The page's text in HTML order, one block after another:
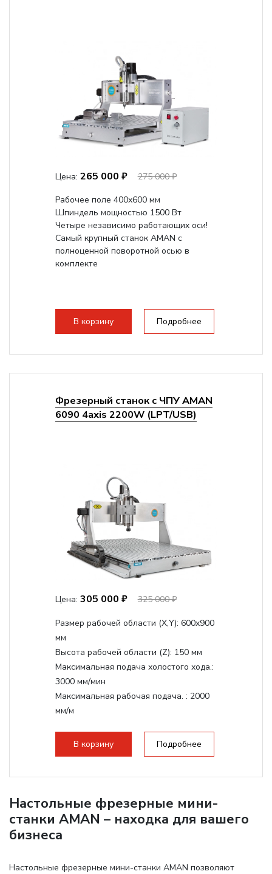
Цена: 265 000 ₽
275 000 ₽
Рабочее поле 400х600 мм
Шпиндель мощностью 1500 Вт
Четыре независимо работающих оси!
Самый крупный станок AMAN с
полноценной поворотной осью в
комплекте
В корзину Подробнее
Фрезерный станок с ЧПУ AMAN
6090 4axis 2200W (LPT/USB)
Цена: 305 000 ₽ 325 000 ₽
Размер рабочей области (Х,Y): 600x900
мм
Высота рабочей области (Z): 150 мм
Максимальная подача холостого хода.:
3000 мм/мин
Максимальная рабочая подача. : 2000
мм/м
стандартно:Т-слот
Цанговый патрон:ER20
В корзину Подробнее
Настольные фрезерные мини-
станки AMAN – находка для вашего
бизнеса
Настольные фрезерные мини-станки AMAN позволяют